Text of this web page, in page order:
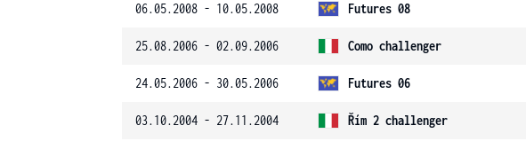
06.05.2008 - 10.05.2008 Futures 08
25.08.2006 - 02.09.2006 Como challenger
24.05.2006 - 30.05.2006 Futures 06
03.10.2004 - 27.11.2004 Řím 2 challenger